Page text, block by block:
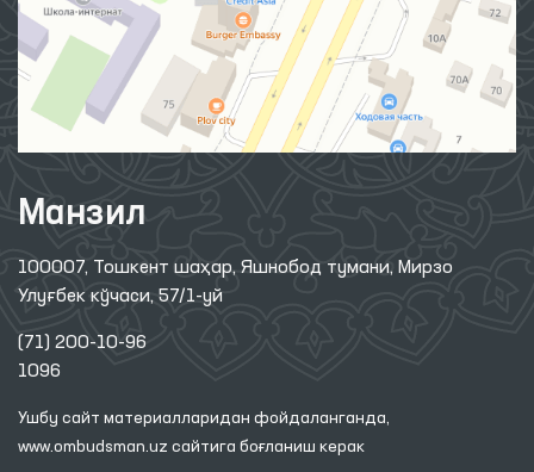
Манзил
100007, Тошкент шаҳар, Яшнобод тумани, Мирзо
Улуғбек кўчаси, 57/1-уй
(71) 200-10-96
1096
Ушбу сайт материалларидан фойдаланганда,
www.ombudsman.uz сайтига боғланиш керак